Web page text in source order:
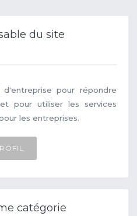
du site
pour répondre
pour utiliser les services
les entreprises.
catégorie